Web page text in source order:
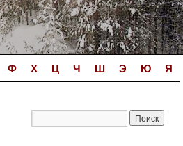
Ф Х Ц Ч Ш Э Ю Я